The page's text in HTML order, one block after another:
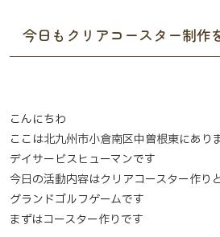
今日もクリアコースター制作
こんにちわ
ここは北九州市小倉南区中曽根東にあり
デイサービスヒューマンです
今日の活動内容はクリアコースター作り
グランドゴルフゲームです
まずはコースター作りです